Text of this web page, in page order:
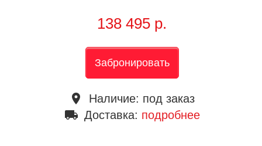
138 495 р.
Забронировать
place Наличие: под заказ
local_shipping Доставка: подробнее